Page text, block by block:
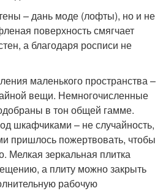
– дань моде (лофты), но и не
поверхность смягчает
а благодаря росписи не
маленького пространства –
вещи. Немногочисленные
в тон общей гамме.
шкафчиками – не случайность,
пришлось пожертвовать, чтобы
Мелкая зеркальная плитка
а плиту можно закрыть
рабочую